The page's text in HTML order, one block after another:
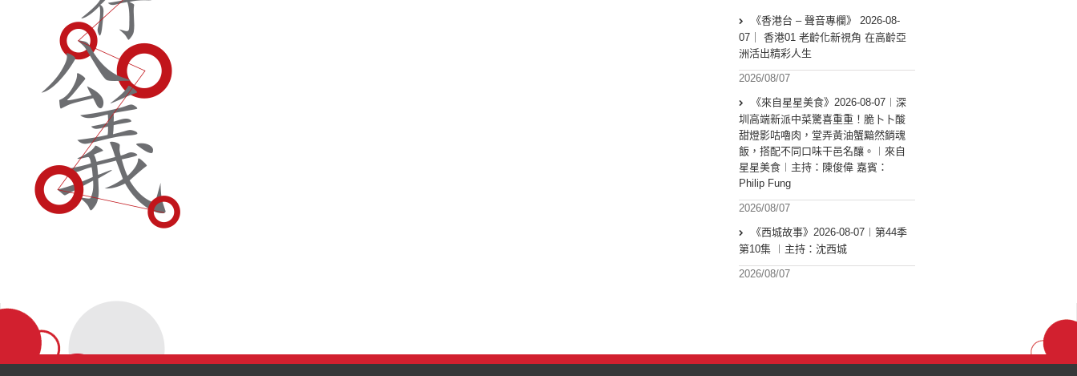
《香港台 – 聲音專欄》 2026-08-
07｜ 香港01 老齡化新視角 在高齡亞
洲活出精彩人生
2026/08/07
《來自星星美食》2026-08-07︱深
圳高端新派中菜驚喜重重！脆卜卜酸
甜燈影咕嚕肉，堂弄黃油蟹黯然銷魂
飯，搭配不同口味干邑名釀。︱來自
星星美食︱主持：陳俊偉 嘉賓：
Philip Fung
2026/08/07
《西城故事》2026-08-07︱第44季
第10集 ︱主持：沈西城
2026/08/07